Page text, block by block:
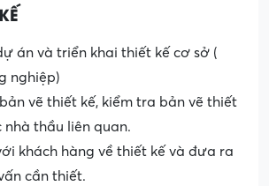
án và triển khai thiết kế cơ sở (
nghiệp)
vẽ thiết kế, kiểm tra bản vẽ thiết
nhà thầu liên quan.
khách hàng về thiết kế và đưa ra
cần thiết.